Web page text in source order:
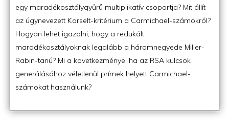
egy maradékosztálygyűrű multiplikatív csoportja? Mit állít
az úgynevezett Korselt-kritérium a Carmichael-számokról?
Hogyan lehet igazolni, hogy a redukált
maradékosztályoknak legalább a háromnegyede Miller-
Rabin-tanú? Mi a következménye, ha az RSA kulcsok
generálásához véletlenül prímek helyett Carmichael-
számokat használunk?